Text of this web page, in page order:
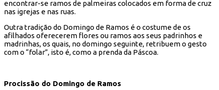
encontrar-se ramos de palmeiras colocados em forma de cruz
nas igrejas e nas ruas.
Outra tradição do Domingo de Ramos é o costume de os
afilhados oferecerem flores ou ramos aos seus padrinhos e
madrinhas, os quais, no domingo seguinte, retribuem o gesto
com o “folar”, isto é, como a prenda da Páscoa.
Procissão do Domingo de Ramos